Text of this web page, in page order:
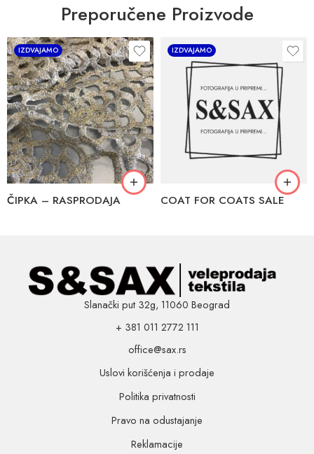
Preporučene Proizvode
IZDVAJAMO
ČIPKA – RASPRODAJA
IZDVAJAMO
COAT FOR COATS SALE
Slanački put 32g, 11060 Beograd
+ 381 011 2772 111
office@sax.rs
Uslovi korišćenja i prodaje
Politika privatnosti
Pravo na odustajanje
Reklamacije